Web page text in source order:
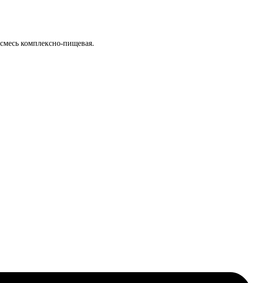
комплексно-пищевая.